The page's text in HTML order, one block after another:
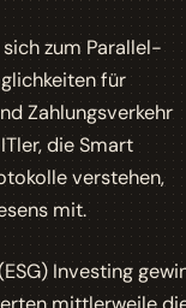
zum Parallel-
für
Zahlungsverkehr
die Smart
verstehen,
mit.
Investing